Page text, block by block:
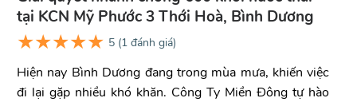
tại KCN Mỹ Phước 3 Thới Hoà, Bình Dương
★★★★★ 5 (1 đánh giá)
Hiện nay Bình Dương đang trong mùa mưa, khiến việc
đi lại gặp nhiều khó khăn. Công Ty Miền Đông tự hào